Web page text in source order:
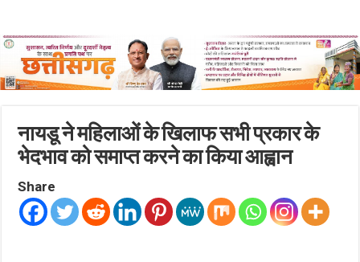
नायडू ने महिलाओं के खिलाफ सभी प्रकार के
भेदभाव को समाप्त करने का किया आह्वान
Share